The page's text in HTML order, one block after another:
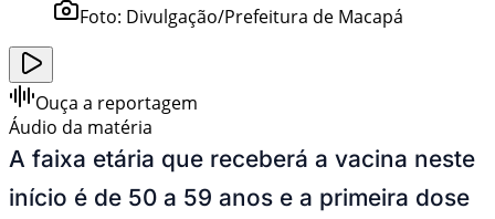
Foto: Divulgação/Prefeitura de Macapá
Ouça a reportagem
Áudio da matéria
A faixa etária que receberá a vacina neste
início é de 50 a 59 anos e a primeira dose